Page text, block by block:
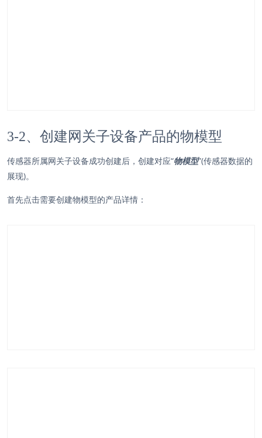
3-2、创建网关子设备产品的物模型
传感器所属网关子设备成功创建后，创建对应“物模型”(传感器数据的
展现)。
首先点击需要创建物模型的产品详情：